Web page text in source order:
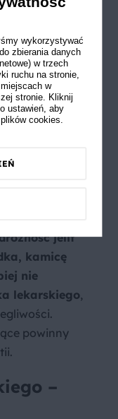
wątrobie,
kwiatów
jelit
kamicę
nie
lekarskiego,
powinny
–
wykorzystywać
zbierania danych
w trzech
ruchu na stronie,
w
stronie. Kliknij
ustawień, aby
cookies.